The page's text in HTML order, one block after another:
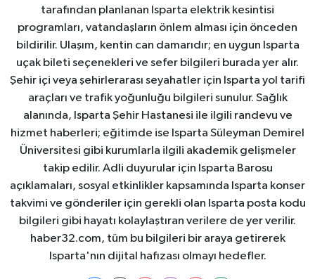
tarafından planlanan Isparta elektrik kesintisi
programları, vatandaşların önlem alması için önceden
bildirilir. Ulaşım, kentin can damarıdır; en uygun Isparta
uçak bileti seçenekleri ve sefer bilgileri burada yer alır.
Şehir içi veya şehirlerarası seyahatler için Isparta yol tarifi
araçları ve trafik yoğunluğu bilgileri sunulur. Sağlık
alanında, Isparta Şehir Hastanesi ile ilgili randevu ve
hizmet haberleri; eğitimde ise Isparta Süleyman Demirel
Üniversitesi gibi kurumlarla ilgili akademik gelişmeler
takip edilir. Adli duyurular için Isparta Barosu
açıklamaları, sosyal etkinlikler kapsamında Isparta konser
takvimi ve gönderiler için gerekli olan Isparta posta kodu
bilgileri gibi hayatı kolaylaştıran verilere de yer verilir.
haber32.com, tüm bu bilgileri bir araya getirerek
Isparta'nın dijital hafızası olmayı hedefler.